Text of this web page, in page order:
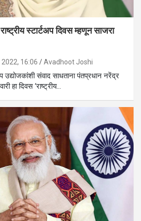
स्टार्टअप दिवस म्हणून साजरा
16:06 Avadhoot Joshi
उद्योजकांशी संवाद साधताना पंतप्रधान नरेंद्र
हा दिवस ‘राष्ट्रीय…